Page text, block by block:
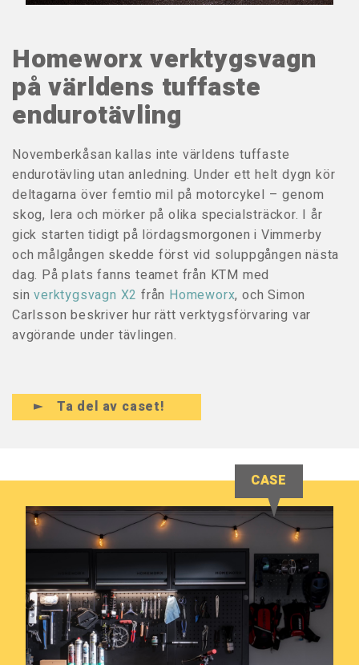
Homeworx verktygsvagn
på världens tuffaste
endurotävling
Novemberkåsan kallas inte världens tuffaste
endurotävling utan anledning. Under ett helt dygn kör
deltagarna över femtio mil på motorcykel – genom
skog, lera och mörker på olika specialsträckor. I år
gick starten tidigt på lördagsmorgonen i Vimmerby
och målgången skedde först vid soluppgången nästa
dag. På plats fanns teamet från KTM med
sinverktygsvagn X2 från Homeworx, och Simon
Carlsson beskriver hur rätt verktygsförvaring var
avgörande under tävlingen.
Ta del av caset!
CASE